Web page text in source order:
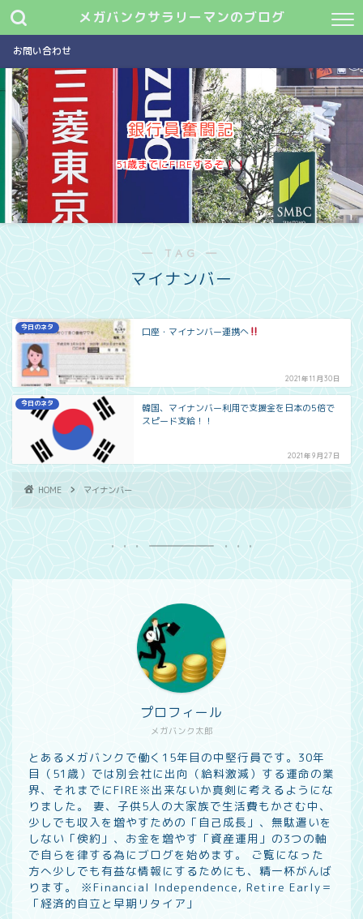
メガバンクサラリーマンのブログ
お問い合わせ
銀行員奮闘記
51歳までにFIREするぞ
― TAG ―
マイナンバー
今日のネタ 口座・マイナンバー連携へ
2021年11月30日
今日のネタ
韓国、マイナンバー利用で支援金を日本の5倍で
スピード支給！！
2021年9月27日
HOME マイナンバー
メガバンク太郎
プロフィール
とあるメガバンクで働く15年目の中堅行員です。30年
目（51歳）では別会社に出向（給料激減）する運命の業
界、それまでにFIRE※出来ないか真剣に考えるようにな
りました。 妻、子供5人の大家族で生活費もかさむ中、
少しでも収入を増やすための「自己成長」、無駄遣いを
しない「倹約」、お金を増やす「資産運用」の3つの軸
で自らを律する為にブログを始めます。 ご覧になった
方へ少しでも有益な情報にするためにも、精一杯がんば
ります。 ※Financial Independence, Retire Early＝
「経済的自立と早期リタイア」